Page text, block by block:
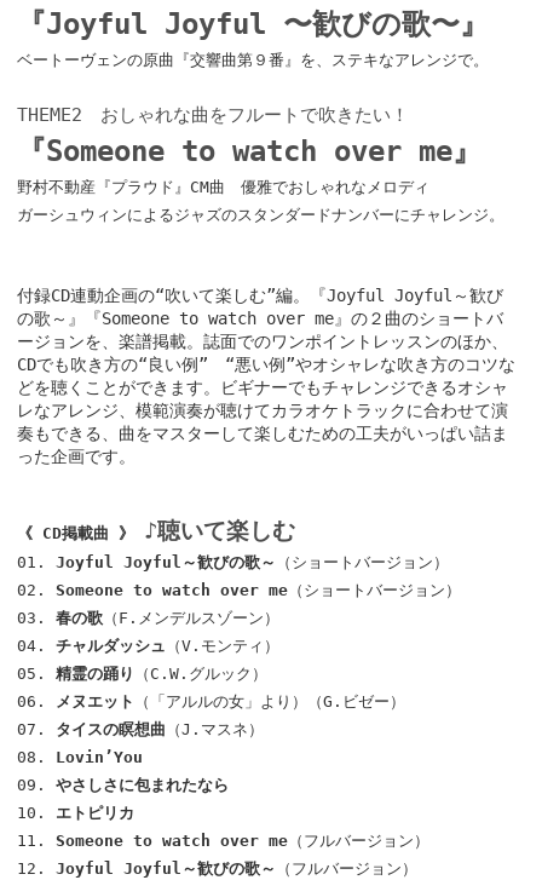
『Joyful Joyful 〜歓びの歌〜』
ベートーヴェンの原曲『交響曲第９番』を、ステキなアレンジで。
THEME2 おしゃれな曲をフルートで吹きたい！
『Someone to watch over me』
野村不動産『プラウド』CM曲 優雅でおしゃれなメロディ
ガーシュウィンによるジャズのスタンダードナンバーにチャレンジ。
付録CD連動企画の“吹いて楽しむ”編。『Joyful Joyful～歓び
の歌～』『Someone to watch over me』の２曲のショートバ
ージョンを、楽譜掲載。誌面でのワンポイントレッスンのほか、
CDでも吹き方の“良い例” “悪い例”やオシャレな吹き方のコツな
どを聴くことができます。ビギナーでもチャレンジできるオシャ
レなアレンジ、模範演奏が聴けてカラオケトラックに合わせて演
奏もできる、曲をマスターして楽しむための工夫がいっぱい詰ま
った企画です。
《 CD掲載曲 》 ♪聴いて楽しむ
01. Joyful Joyful～歓びの歌～
（ショートバージョン）
02. Someone to watch over me（ショートバージョン）
03. 春の歌（F.メンデルスゾーン）
04. チャルダッシュ （V.モンティ）
05. 精霊の踊り
（C.W.グルック）
06. メヌエット
（「アルルの女」より）（G.ビゼー）
07. タイスの瞑想曲 （J.マスネ）
08. Lovin’You
09. やさしさに包まれたなら
10. エトピリカ
11. Someone to watch over me（フルバージョン）
12. Joyful Joyful～歓びの歌～ （フルバージョン）